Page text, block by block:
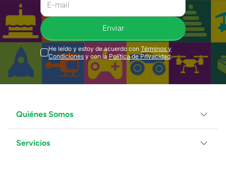
Enviar
He leído y estoy de acuerdo con Términos y
Condiciones y con la Política de Privacidad.
Quiénes Somos
Grupo Juguetron
Servicios